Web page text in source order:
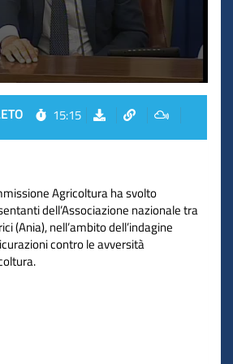
15:15
Agricoltura ha svolto
dell’Associazione nazionale tra
(Ania), nell’ambito dell’indagine
contro le avversità